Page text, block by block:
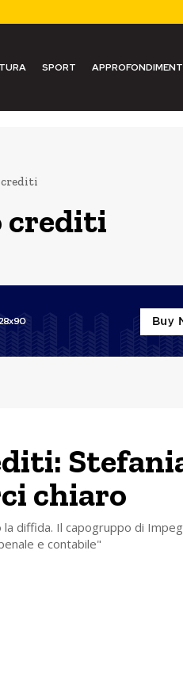
SPORT
crediti
crediti
chiaro
diffida. Il capogruppo di
e contabile"